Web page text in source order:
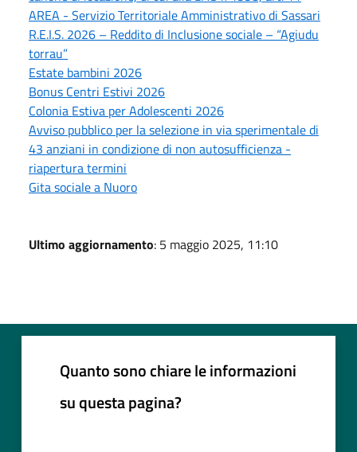
AREA - Servizio Territoriale Amministrativo di Sassari
R.E.I.S. 2026 – Reddito di Inclusione sociale – “Agiudu
torrau”
Estate bambini 2026
Bonus Centri Estivi 2026
Colonia Estiva per Adolescenti 2026
Avviso pubblico per la selezione in via sperimentale di
43 anziani in condizione di non autosufficienza -
riapertura termini
Gita sociale a Nuoro
Ultimo aggiornamento: 5 maggio 2025, 11:10
Quanto sono chiare le informazioni
su questa pagina?